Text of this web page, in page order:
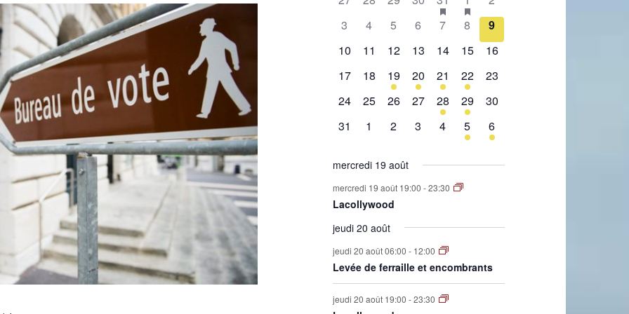
de
Évènements
évènement,évènement,
évènement,
évènements,
évènement,
0
3
0
4
0
5
0
6
0
évènement,
7
0
évènement,
8
0
évènement,
9
0
10
0
11
0
12
0
13
0
14
0
15
0
16
0
évènement,
17
0
évènement,
18
1
évènement,
19
2
évènements,
20
1
évènement,
21
2
évènements,
22
0
23
0
24
0
25
0
évènement,
26
0
évènement,
27
1
évènement,
28
1
évènement,
29
0
30
0
31
0
1
0
2
0
évènement,
3
0
évènement,
4
1
évènement,
5
1
évènement,
6
mercredi 19 août
mercredi 19 août 19:00 -23:30
Lacollywood
jeudi 20 août
jeudi 20 août 06:00 - 12:00
Levée de ferraille et encombrants
jeudi 20 août 19:00 -23:30